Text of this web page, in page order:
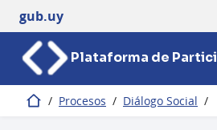
gub.uy
Plataforma de
Inicio / Procesos / Diálogo Social /